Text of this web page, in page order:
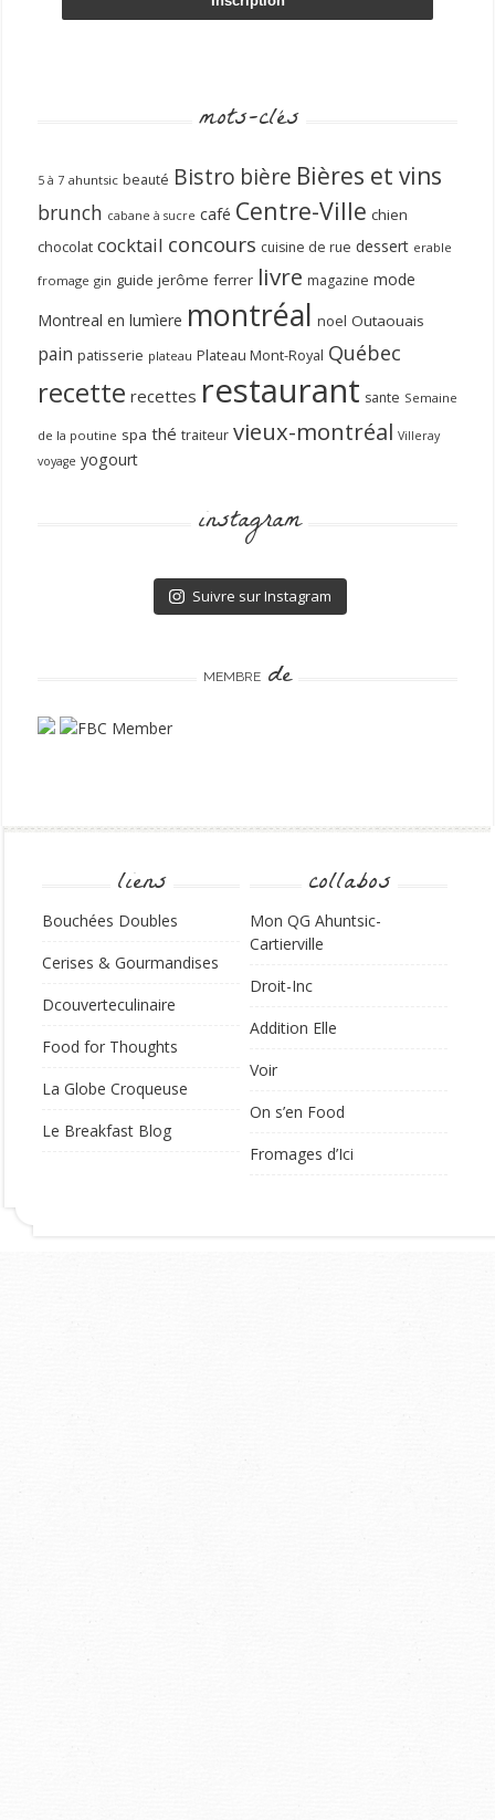
mots-clés
5 à 7 ahuntsic beauté Bistro bière Bières et vins
brunch cabane à sucre café Centre-Ville chien
chocolat cocktail concours cuisine de rue dessert erable
fromage gin guide jerôme ferrer livre magazine mode
Montreal en lumìere montréal noel Outaouais
pain patisserie plateau Plateau Mont-Royal Québec
recette recettes restaurant sante Semaine
de la poutine spa thé traiteur vieux-montréal Villeray
voyage yogourt
instagram
Suivre sur Instagram
MEMBRE de
liens
Bouchées Doubles
Cerises & Gourmandises
Dcouverteculinaire
Food for Thoughts
La Globe Croqueuse
Le Breakfast Blog
collabos
Mon QG Ahuntsic-
Cartierville
Droit-Inc
Addition Elle
Voir
On s’en Food
Fromages d’Ici